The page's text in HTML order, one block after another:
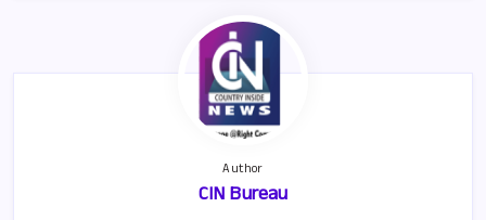
s
A
p
p
e
Author
CIN Bureau